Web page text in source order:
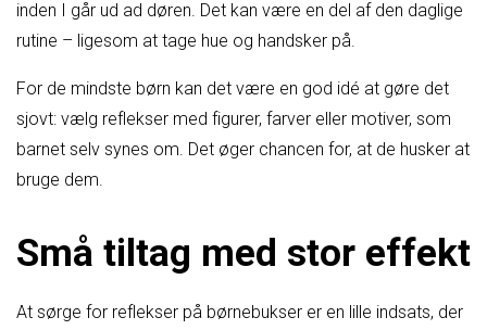
inden I går ud ad døren. Det kan være en del af den daglige
rutine – ligesom at tage hue og handsker på.
For de mindste børn kan det være en god idé at gøre det
sjovt: vælg reflekser med figurer, farver eller motiver, som
barnet selv synes om. Det øger chancen for, at de husker at
bruge dem.
Små tiltag med stor effekt
At sørge for reflekser på børnebukser er en lille indsats, der